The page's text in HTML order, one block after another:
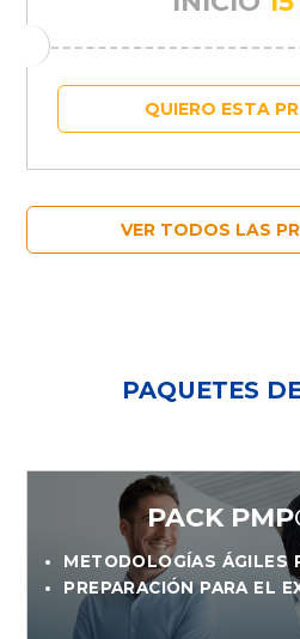
QUIERO ESTA
VER TODOS LAS
PAQUETES
PACK
METODOLOGÍAS ÁGILES
PREPARACIÓN PARA EL